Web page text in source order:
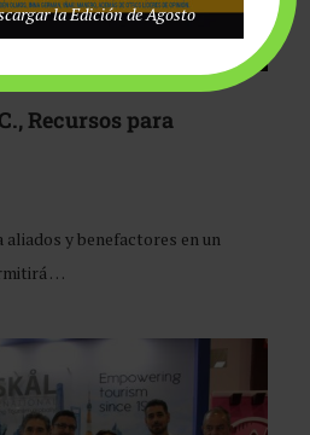
Recursos para
y benefactores en un
…
la Edición de Agosto